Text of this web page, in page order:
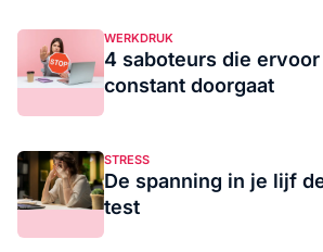
WERKDRUK
4 saboteurs die
constant doorgaat
STRESS
De spanning in je lijf
test